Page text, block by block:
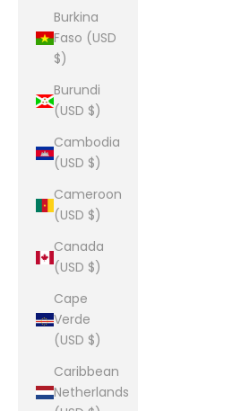
Burkina
Faso (USD
$)
Burundi
(USD $)
Cambodia
(USD $)
Cameroon
(USD $)
Canada
(USD $)
Cape
Verde
(USD $)
Caribbean
Netherlands